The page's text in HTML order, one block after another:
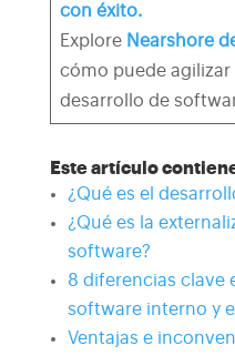
con éxito.
Explore Nearshore
cómo puede
desarrollo de
Este artículo
¿Qué es el
¿Qué es la
software?
8 diferencias clave
software interno y
Ventajas e